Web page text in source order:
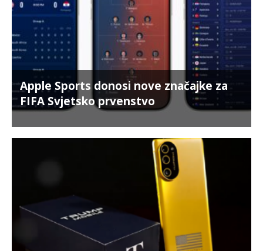
Apple Sports donosi nove značajke za
FIFA Svjetsko prvenstvo